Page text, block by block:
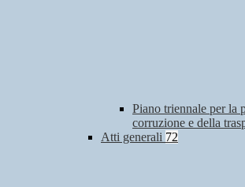
Piano triennale per la
corruzione e della
Atti generali 72